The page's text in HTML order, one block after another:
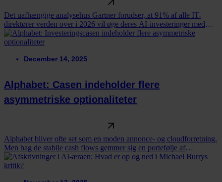
Det uafhængige analysehus Gartner forudser, at 91% af alle IT-
direktører verden over i 2026 vil øge deres AI-investeringer med
gennemsnitligt 38%.
December 14, 2025
Alphabet: Casen indeholder flere
asymmetriske optionaliteter
Alphabet bliver ofte set som en moden annonce- og cloudforretning.
Men bag de stabile cash flows gemmer sig en portefølje af
asymmetriske optionaliteter.